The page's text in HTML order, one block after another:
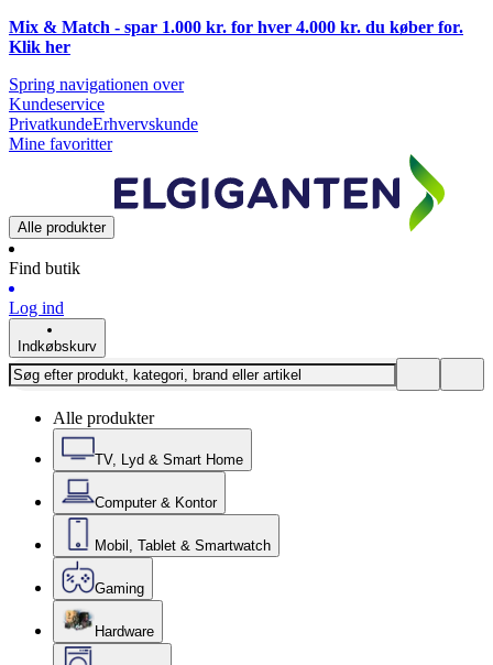
Mix & Match - spar 1.000 kr. for hver 4.000 kr. du køber for.
Klik her
Spring navigationen over
Kundeservice
PrivatkundeErhvervskunde
Mine favoritter
Alle produkter
Find butik
Log ind
Indkøbskurv
Alle produkter
TV, Lyd & Smart Home
Computer & Kontor
Mobil, Tablet & Smartwatch
Gaming
Hardware